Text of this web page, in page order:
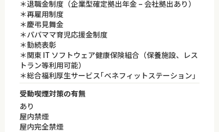
＊退職金制度（企業型確定拠出年金 – 会社拠出あり）
＊再雇用制度
＊慶弔見舞金
＊パパママ育児応援金制度
＊勤続表彰
＊関東 IT ソフトウェア健康保険組合（保養施設、レス
トラン等利用可能）
＊総合福利厚生サービス｢ベネフィットステーション｣
受動喫煙対策の有無
あり
屋内禁煙
屋内完全禁煙